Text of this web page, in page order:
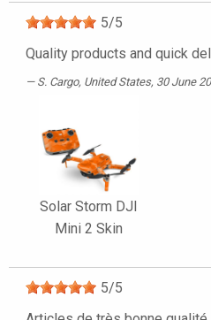
5/5
Quality products and quick
S. Cargo, United States, 30 June
Solar Storm DJI
Mini 2 Skin
5/5